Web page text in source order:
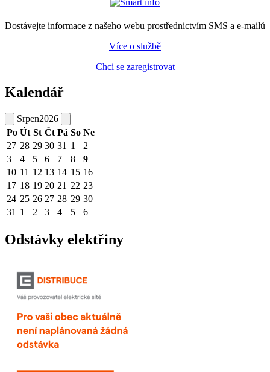
Dostávejte informace z našeho webu prostřednictvím SMS a e-mailů
Více o službě
Chci se zaregistrovat
Kalendář
Srpen2026
Po Út St Čt Pá So Ne
27 28 29 30 31 1
2
3
4 5 6 7 8
9
10 11 12 13 14 15 16
17 18 19 20 21 22 23
24 25 26 27 28 29 30
31 1 2 3 4 5 6
Odstávky elektřiny